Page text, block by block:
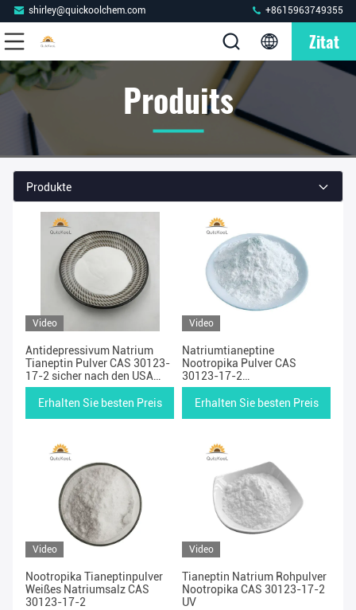
shirley@quickoolchem.com +8615963749355
Zitat
Produits
Produkte
Video
Antidepressivum Natrium
Tianeptin Pulver CAS 30123-
17-2 sicher nach den USA
verschickt
Erhalten Sie besten Preis
Video
Natriumtianeptine
Nootropika Pulver CAS
30123-17-2
pharmazeutische Qualität
Erhalten Sie besten Preis
Video
Nootropika Tianeptinpulver
Weißes Natriumsalz CAS
30123-17-2
Video
Tianeptin Natrium Rohpulver
Nootropika CAS 30123-17-2
UV